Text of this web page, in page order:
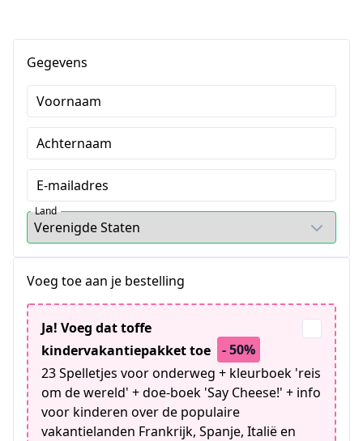
Gegevens
Voornaam
Achternaam
E-mailadres
Land
Voeg toe aan je bestelling
Ja! Voeg dat toffe
kindervakantiepakket toe
- 50%
23 Spelletjes voor onderweg + kleurboek 'reis
om de wereld' + doe-boek 'Say Cheese!' + info
voor kinderen over de populaire
vakantielanden Frankrijk, Spanje, Italië en